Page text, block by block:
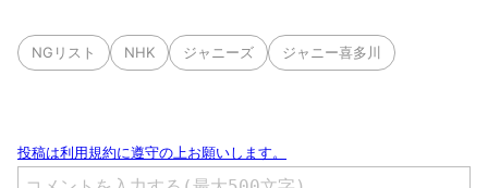
NGリスト NHK ジャニーズ ジャニー喜多川